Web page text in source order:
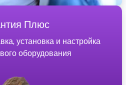
Плюс
установка и настройка
оборудования